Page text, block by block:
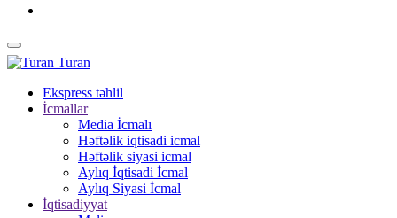
Turan
Ekspress təhlil
İcmallar
Media İcmalı
Həftəlik iqtisadi icmal
Həftəlik siyasi icmal
Aylıq İqtisadi İcmal
Aylıq Siyasi İcmal
İqtisadiyyat